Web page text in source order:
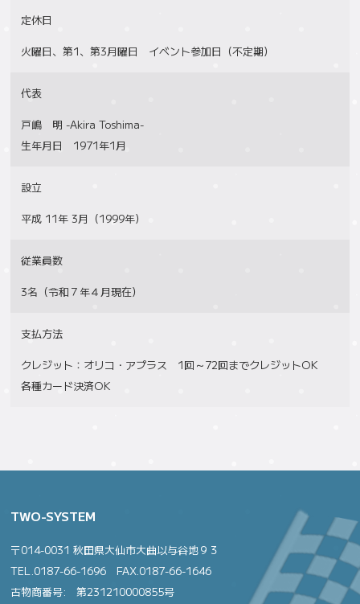
定休日
火曜日、第1、第3月曜日 イベント参加日（不定期）
代表
戸嶋 明 -Akira Toshima-
生年月日 1971年1月
設立
平成 11年 3月（1999年）
従業員数
3名（令和７年４月現在）
支払方法
クレジット：オリコ・アプラス 1回～72回までクレジットOK
各種カード決済OK
TWO-SYSTEM
〒014-0031 秋田県大仙市大曲以与谷地９３
TEL.0187-66-1696 FAX.0187-66-1646
古物商番号: 第231210000855号